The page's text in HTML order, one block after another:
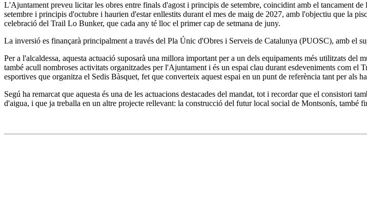
L'Ajuntament preveu licitar les obres entre finals d'agost i principis de setembre, coincidint amb el tancament
setembre i principis d'octubre i haurien d'estar enllestits durant el mes de maig de 2027, amb l'objectiu que la
celebració del Trail Lo Bunker, que cada any té lloc el primer cap de setmana de juny.
La inversió es finançarà principalment a través del Pla Únic d'Obres i Serveis de Catalunya (PUOSC), amb el
Per a l'alcaldessa, aquesta actuació suposarà una millora important per a un dels equipaments més utilitzats
també acull nombroses activitats organitzades per l'Ajuntament i és un espai clau durant esdeveniments com el
esportives que organitza el Sedis Bàsquet, fet que converteix aquest espai en un punt de referència tant per als
Segú ha remarcat que aquesta és una de les actuacions destacades del mandat, tot i recordar que el consistori
d'aigua, i que ja treballa en un altre projecte rellevant: la construcció del futur local social de Montsonís, també